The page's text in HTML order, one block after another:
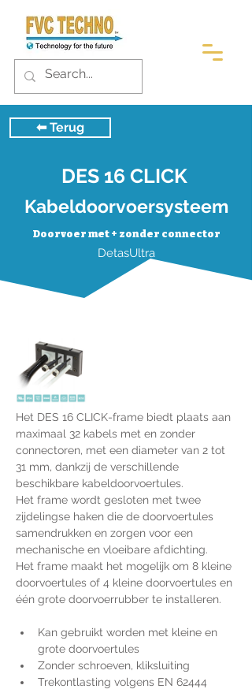
⬅︎ Terug
DES 16 CLICK
Kabeldoorvoersysteem
Doorvoer met + zonder connector
DetasUltra
Het DES 16 CLICK-frame biedt plaats aan
maximaal 32 kabels met en zonder
connectoren, met een diameter van 2 tot
31 mm, dankzij de verschillende
beschikbare kabeldoorvoertules.
Het frame wordt gesloten met twee
zijdelingse haken die de doorvoertules
samendrukken en zorgen voor een
mechanische en vloeibare afdichting.
Het frame maakt het mogelijk om 8 kleine
doorvoertules of 4 kleine doorvoertules en
één grote doorvoerrubber te installeren.
Kan gebruikt worden met kleine en
grote doorvoertules
Zonder schroeven, kliksluiting
Trekontlasting volgens EN 62444